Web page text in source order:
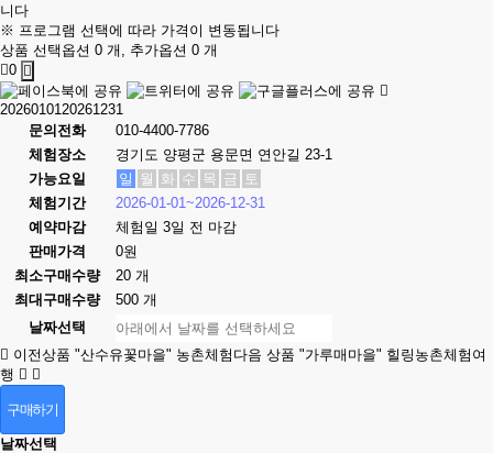
니다
※ 프로그램 선택에 따라 가격이 변동됩니다
상품 선택옵션 0 개, 추가옵션 0 개
0
2026010120261231
문의전화
010-4400-7786
체험장소
경기도 양평군 용문면 연안길 23-1
가능요일
일 월 화 수 목 금 토
체험기간
2026-01-01~2026-12-31
예약마감
체험일 3일 전 마감
판매가격
0원
최소구매수량
20 개
최대구매수량
500 개
날짜선택
이전상품 "산수유꽃마을" 농촌체험 다음 상품 "가루매마을" 힐링농촌체험여
행
구매하기
날짜선택